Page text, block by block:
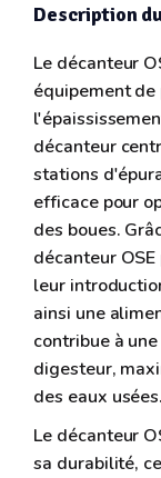
Description
Le décanteur
équipement
décanteur
stations
efficace pour
des boues.
décanteur
leur
ainsi une
contribue à
digesteur,
des eaux usées.
Le décanteur
sa durabilité,